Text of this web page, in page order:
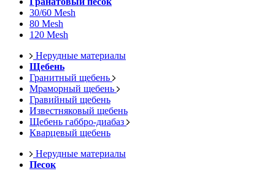
30/60 Mesh
80 Mesh
120 Mesh
Нерудные материалы
Щебень
Гранитный щебень
Мраморный щебень
Гравийный щебень
Известняковый щебень
Щебень габбро-диабаз
Кварцевый щебень
Нерудные материалы
Песок